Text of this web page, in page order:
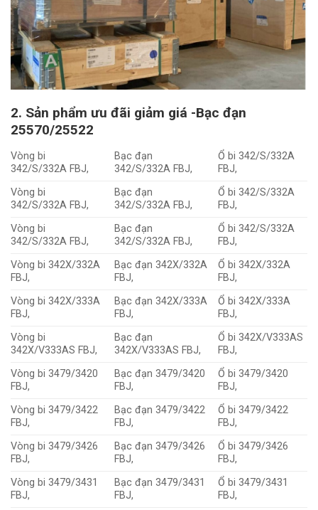
2. Sản phẩm ưu đãi giảm giá -Bạc đạn
25570/25522
Vòng bi
342/S/332A FBJ,
Bạc đạn
342/S/332A FBJ,
Ổ bi 342/S/332A
FBJ,
Vòng bi
342/S/332A FBJ,
Bạc đạn
342/S/332A FBJ,
Ổ bi 342/S/332A
FBJ,
Vòng bi
342/S/332A FBJ,
Bạc đạn
342/S/332A FBJ,
Ổ bi 342/S/332A
FBJ,
Vòng bi 342X/332A
FBJ,
Bạc đạn 342X/332A
FBJ,
Ổ bi 342X/332A
FBJ,
Vòng bi 342X/333A
FBJ,
Bạc đạn 342X/333A
FBJ,
Ổ bi 342X/333A
FBJ,
Vòng bi
342X/V333AS FBJ,
Bạc đạn
342X/V333AS FBJ,
Ổ bi 342X/V333AS
FBJ,
Vòng bi 3479/3420
FBJ,
Bạc đạn 3479/3420
FBJ,
Ổ bi 3479/3420
FBJ,
Vòng bi 3479/3422
FBJ,
Bạc đạn 3479/3422
FBJ,
Ổ bi 3479/3422
FBJ,
Vòng bi 3479/3426
FBJ,
Bạc đạn 3479/3426
FBJ,
Ổ bi 3479/3426
FBJ,
Vòng bi 3479/3431
FBJ,
Bạc đạn 3479/3431
FBJ,
Ổ bi 3479/3431
FBJ,